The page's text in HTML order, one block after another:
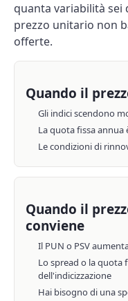
quanta variabilità sei
prezzo unitario non
offerte.
Quando il
Gli indici scendono
La quota fissa
Le condizioni di
Quando il
conviene
Il PUN o PSV
Lo spread o la quota
dell'indicizzazione
Hai bisogno di una